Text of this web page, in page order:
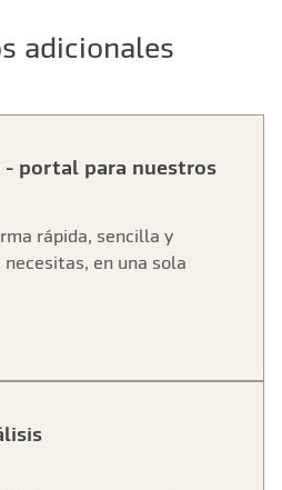
adicionales
- portal para nuestros
rápida, sencilla y
necesitas, en una sola